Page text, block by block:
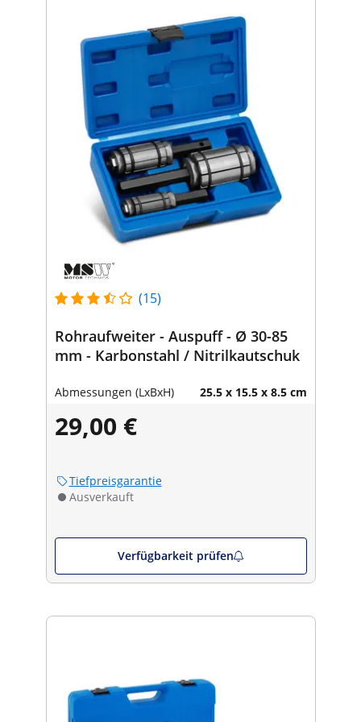
(15)
Rohraufweiter - Auspuff - Ø 30-85
mm - Karbonstahl / Nitrilkautschuk
Abmessungen (LxBxH) 25.5 x 15.5 x 8.5 cm
29,00 €
Tiefpreisgarantie
Ausverkauft
Verfügbarkeit prüfen